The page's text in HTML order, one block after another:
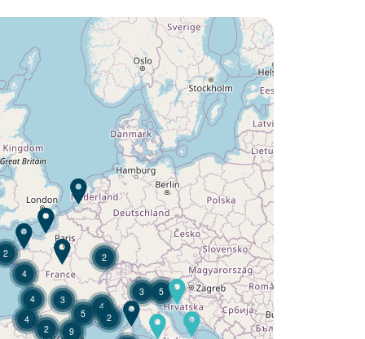
¿Quiere descubrir :
Camping Fontaine Vieille ?
Descubra
2 2
3 5
2
5
4
3
4
4
4
9
2